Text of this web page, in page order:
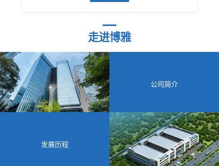
走进博雅
公司简介
发展历程